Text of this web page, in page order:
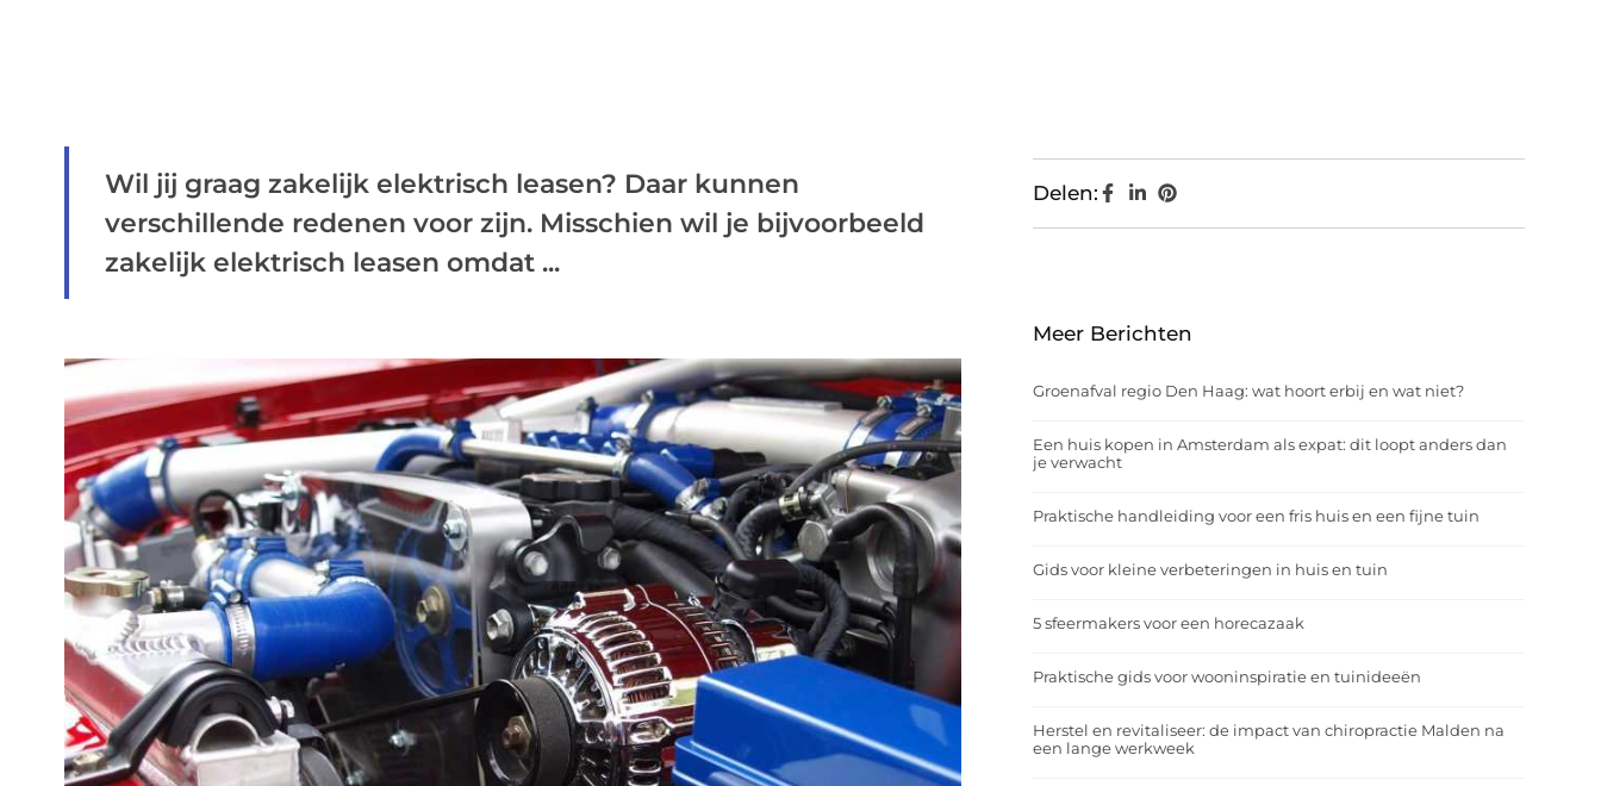
Wil jij graag zakelijk elektrisch leasen? Daar kunnen
verschillende redenen voor zijn. Misschien wil je bijvoorbeeld
zakelijk elektrisch leasen omdat ...
Delen:
Meer Berichten
Groenafval regio Den Haag: wat hoort erbij en wat niet?
Een huis kopen in Amsterdam als expat: dit loopt anders dan
je verwacht
Praktische handleiding voor een fris huis en een fijne tuin
Gids voor kleine verbeteringen in huis en tuin
5 sfeermakers voor een horecazaak
Praktische gids voor wooninspiratie en tuinideeën
Herstel en revitaliseer: de impact van chiropractie Malden na
een lange werkweek